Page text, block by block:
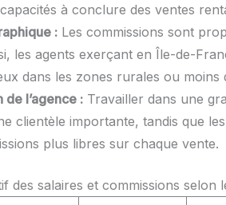
à conclure des ventes
: Les commissions sont
les agents exerçant en Île-de-
dans les zones rurales ou moins
l’agence : Travailler dans une
clientèle importante, tandis que
plus libres sur chaque vente.
des salaires et commissions selon